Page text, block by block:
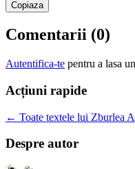
Copiaza
Comentarii (0)
Autentifica-te pentru a lasa
Acțiuni rapide
← Toate textele lui Zburlea
Despre autor